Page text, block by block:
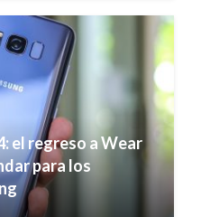
el regreso a Wear
para los